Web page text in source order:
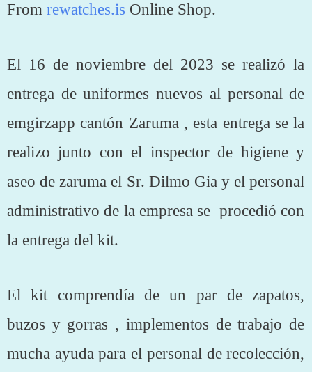
From rewatches.is Online Shop.
El 16 de noviembre del 2023 se realizó la
entrega de uniformes nuevos al personal de
emgirzapp cantón Zaruma , esta entrega se la
realizo junto con el inspector de higiene y
aseo de zaruma el Sr. Dilmo Gia y el personal
administrativo de la empresa se procedió con
la entrega del kit.
El kit comprendía de un par de zapatos,
buzos y gorras , implementos de trabajo de
mucha ayuda para el personal de recolección,